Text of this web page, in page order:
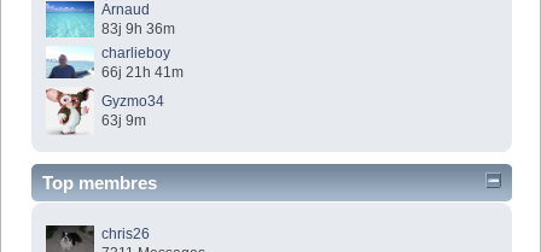
Arnaud
83j 9h 36m
charlieboy
66j 21h 41m
Gyzmo34
63j 9m
Top membres
chris26